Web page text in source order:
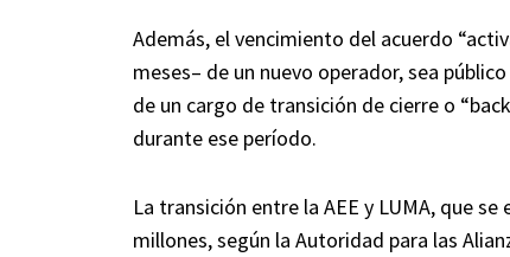
Además, el vencimiento del acuerdo
meses– de un nuevo operador, sea
de un cargo de transición de cierre o
durante ese período.
La transición entre la AEE y LUMA, que
millones, según la Autoridad para las